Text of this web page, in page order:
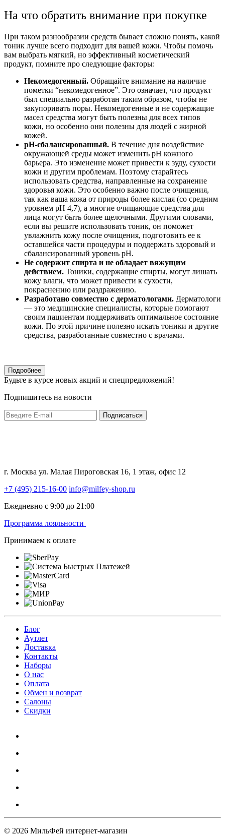
На что обратить внимание при покупке
При таком разнообразии средств бывает сложно понять, какой
тоник лучше всего подходит для вашей кожи. Чтобы помочь
вам выбрать мягкий, но эффективный косметический
продукт, помните про следующие факторы:
Некомедогенный. Обращайте внимание на наличие
пометки “некомедогенное”. Это означает, что продукт
был специально разработан таким образом, чтобы не
закупоривать поры. Некомедогенные и не содержащие
масел средства могут быть полезны для всех типов
кожи, но особенно они полезны для людей с жирной
кожей.
pH-сбалансированный. В течение дня воздействие
окружающей среды может изменить pH кожного
барьера. Это изменение может привести к зуду, сухости
кожи и другим проблемам. Поэтому старайтесь
использовать средства, направленные на сохранение
здоровья кожи. Это особенно важно после очищения,
так как ваша кожа от природы более кислая (со средним
уровнем pH 4,7), а многие очищающие средства для
лица могут быть более щелочными. Другими словами,
если вы решите использовать тоник, он поможет
увлажнить кожу после очищения, подготовить ее к
оставшейся части процедуры и поддержать здоровый и
сбалансированный уровень pH.
Не содержит спирта и не обладает вяжущим
действием. Тоники, содержащие спирты, могут лишать
кожу влаги, что может привести к сухости,
покраснению или раздражению.
Разработано совместно с дерматологами. Дерматологи
— это медицинские специалисты, которые помогают
своим пациентам поддерживать оптимальное состояние
кожи. По этой причине полезно искать тоники и другие
средства, разработанные совместно с врачами.
Подробнее
Будьте в курсе новых акций и спецпредложений!
Подпишитесь на новости
Подписаться
г. Москва ул. Малая Пироговская 16, 1 этаж, офис 12
+7 (495) 215-16-00 info@milfey-shop.ru
Ежедневно с 9:00 до 21:00
Программа лояльности
Принимаем к оплате
Блог
Аутлет
Доставка
Контакты
Наборы
О нас
Оплата
Обмен и возврат
Салоны
Скидки
© 2026 МильФей интернет-магазин